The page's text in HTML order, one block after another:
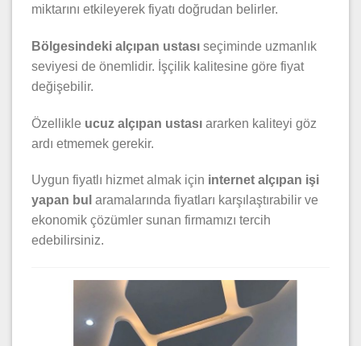
miktarını etkileyerek fiyatı doğrudan belirler.
Bölgesindeki alçıpan ustası seçiminde uzmanlık
seviyesi de önemlidir. İşçilik kalitesine göre fiyat
değişebilir.
Özellikle ucuz alçıpan ustası ararken kaliteyi göz
ardı etmemek gerekir.
Uygun fiyatlı hizmet almak için internet alçıpan işi
yapan bul aramalarında fiyatları karşılaştırabilir ve
ekonomik çözümler sunan firmamızı tercih
edebilirsiniz.